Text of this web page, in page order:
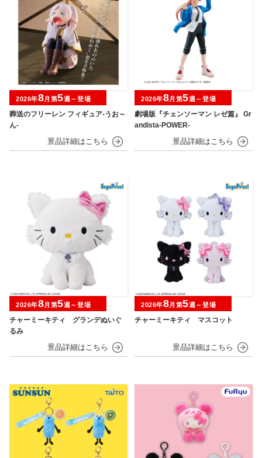
葬送のフリーレン フィギュア-うお～
ん-
2026年8月第5週～登場
劇場版『チェンソーマン レゼ篇』 Gr
andista-POWER-
2026年8月第5週～登場
チャーミーキティ グランデぬいぐ
るみ
2026年8月第5週～登場
チャーミーキティ マスコット
2026年8月第5週～登場